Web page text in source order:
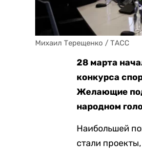
Михаил Терещенко / ТАСС
28 марта
конкурса
Желающие
народном
Наибольшей
стали